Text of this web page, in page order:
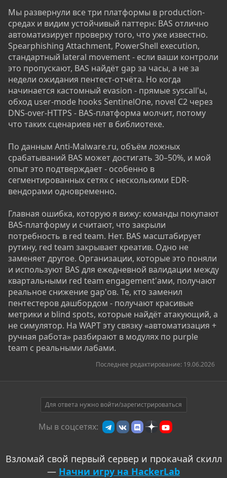
Мы развернули все три платформы в production-
средах и видим устойчивый паттерн: BAS отлично
автоматизирует проверку того, что уже известно.
Spearphishing Attachment, PowerShell execution,
стандартный lateral movement - если ваши контроли
это пропускают, BAS найдёт gap за часы, а не за
недели ожидания пентест-отчёта. Но когда
начинается кастомный evasion - прямые syscall'ы,
обход user-mode hooks SentinelOne, novel C2 через
DNS-over-HTTPS - BAS-платформа молчит, потому
что таких сценариев нет в библиотеке.
По данным Anti-Malware.ru, объём ложных
срабатываний BAS может достигать 30–50%, и мой
опыт это подтверждает - особенно в
сегментированных сетях с несколькими EDR-
вендорами одновременно.
Главная ошибка, которую я вижу: команды покупают
BAS-платформу и считают, что закрыли
потребность в red team. Нет. BAS масштабирует
рутину, red team закрывает креатив. Одно не
заменяет другое. Организации, которые это поняли
и используют BAS для ежедневной валидации между
квартальными red team engagement'ами, получают
реальное снижение gap'ов. Те, кто заменил
пентестеров дашбордом - получают красивые
метрики и blind spots, которые найдёт атакующий, а
не симулятор. На WAPT эту связку «автоматизация +
ручная работа» разбирают в модулях по purple
team с реальными лабами.
Последнее редактирование: 19.06.2026
Для ответа нужно войти/зарегистрироваться
Мы в соцсетях:
Взломай свой первый сервер и прокачай скилл
— Начни игру на HackerLab